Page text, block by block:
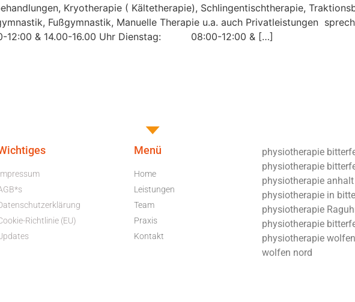
Kryotherapie ( Kältetherapie), Schlingentischtherapie,
Fußgymnastik, Manuelle Therapie u.a. auch Privatleistungen
& 14.00-16.00 Uhr Dienstag: 08:00-12:00 & […]
Richtlinie (EU)
Menü
Home
Leistungen
Team
Praxis
Kontakt
physiotherapie
physiotherapie
physiotherapie
physiotherapie in
physiotherapie
physiotherapie
physiotherapie
wolfen nord